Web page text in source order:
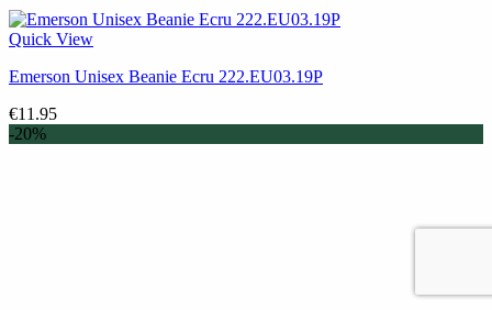
Quick View
Emerson Unisex Beanie Ecru 222.EU03.19P
€11.95
-20%